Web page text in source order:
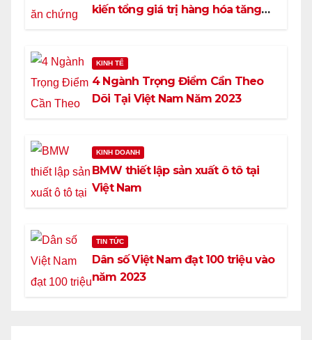
kiến tổng giá trị hàng hóa tăng
KINH TẾ
4 Ngành Trọng Điểm Cần Theo
Dõi Tại Việt Nam Năm 2023
KINH DOANH
BMW thiết lập sản xuất ô tô tại
Việt Nam
TIN TỨC
Dân số Việt Nam đạt 100 triệu vào
năm 2023